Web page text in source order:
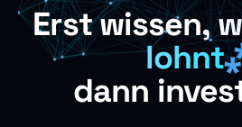
Erst wissen,
lohnt
dann